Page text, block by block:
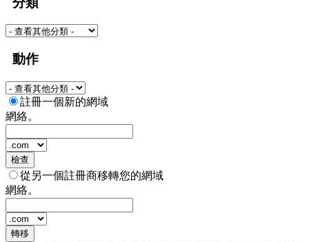
動作
註冊一個新的網域
網絡。
檢查
從另一個註冊商移轉您的網域
網絡。
轉移